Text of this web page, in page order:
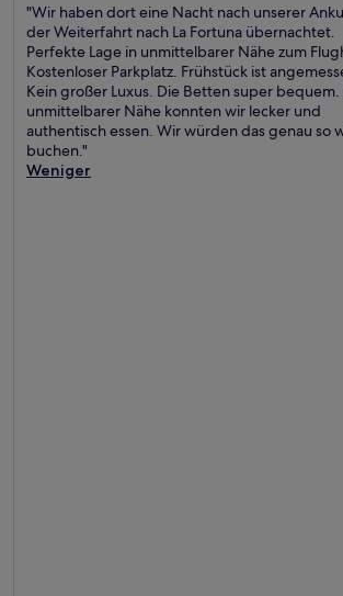
"Wir haben dort eine Nacht nach unserer
der Weiterfahrt nach La Fortuna übernachtet.
Perfekte Lage in unmittelbarer Nähe zum
Kostenloser Parkplatz. Frühstück ist
Kein großer Luxus. Die Betten super bequem.
unmittelbarer Nähe konnten wir lecker und
authentisch essen. Wir würden das genau so
buchen."
Weniger